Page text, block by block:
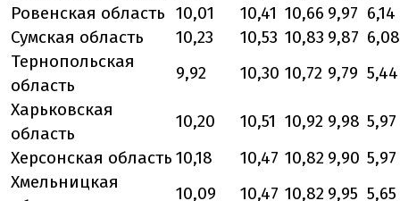
Ровенская область 10,01 10,41 10,66 9,97 6,14
Сумская область
10,23 10,53 10,83 9,87 6,08
Тернопольская
область
9,92 10,30 10,72 9,79 5,44
Харьковская
область
10,20 10,51 10,92 9,98 5,97
Херсонская область 10,18 10,47 10,82 9,90 5,97
Хмельницкая
10,09 10,47 10,82 9,95 5,65